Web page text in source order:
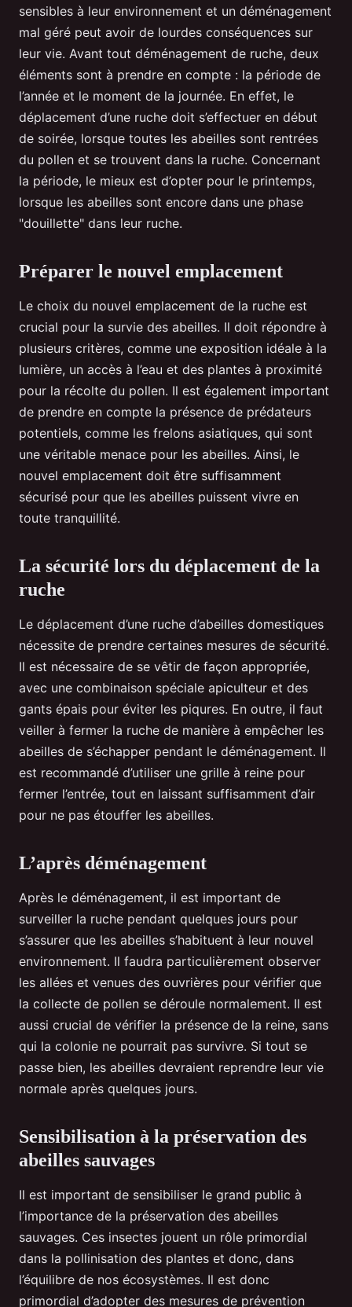
sensibles à leur environnement et un déménagement
mal géré peut avoir de lourdes conséquences sur
leur vie. Avant tout déménagement de ruche, deux
éléments sont à prendre en compte : la période de
l’année et le moment de la journée. En effet, le
déplacement d’une ruche doit s’effectuer en début
de soirée, lorsque toutes les abeilles sont rentrées
du pollen et se trouvent dans la ruche. Concernant
la période, le mieux est d’opter pour le printemps,
lorsque les abeilles sont encore dans une phase
"douillette" dans leur ruche.
Préparer le nouvel emplacement
Le choix du nouvel emplacement de la ruche est
crucial pour la survie des abeilles. Il doit répondre à
plusieurs critères, comme une exposition idéale à la
lumière, un accès à l’eau et des plantes à proximité
pour la récolte du pollen. Il est également important
de prendre en compte la présence de prédateurs
potentiels, comme les frelons asiatiques, qui sont
une véritable menace pour les abeilles. Ainsi, le
nouvel emplacement doit être suffisamment
sécurisé pour que les abeilles puissent vivre en
toute tranquillité.
La sécurité lors du déplacement de la
ruche
Le déplacement d’une ruche d’abeilles domestiques
nécessite de prendre certaines mesures de sécurité.
Il est nécessaire de se vêtir de façon appropriée,
avec une combinaison spéciale apiculteur et des
gants épais pour éviter les piqures. En outre, il faut
veiller à fermer la ruche de manière à empêcher les
abeilles de s’échapper pendant le déménagement. Il
est recommandé d’utiliser une grille à reine pour
fermer l’entrée, tout en laissant suffisamment d’air
pour ne pas étouffer les abeilles.
L’après déménagement
Après le déménagement, il est important de
surveiller la ruche pendant quelques jours pour
s’assurer que les abeilles s’habituent à leur nouvel
environnement. Il faudra particulièrement observer
les allées et venues des ouvrières pour vérifier que
la collecte de pollen se déroule normalement. Il est
aussi crucial de vérifier la présence de la reine, sans
qui la colonie ne pourrait pas survivre. Si tout se
passe bien, les abeilles devraient reprendre leur vie
normale après quelques jours.
Sensibilisation à la préservation des
abeilles sauvages
Il est important de sensibiliser le grand public à
l’importance de la préservation des abeilles
sauvages. Ces insectes jouent un rôle primordial
dans la pollinisation des plantes et donc, dans
l’équilibre de nos écosystèmes. Il est donc
primordial d’adopter des mesures de prévention